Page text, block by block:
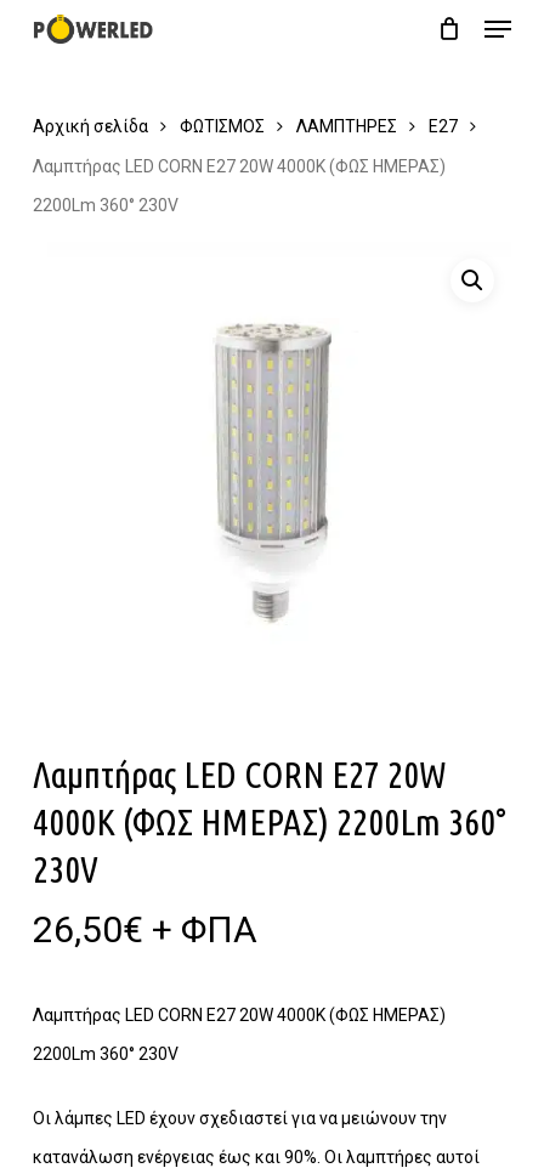
content
Menu
Αρχική σελίδα ΦΩΤΙΣΜΟΣ ΛΑΜΠΤΗΡΕΣ Ε27
Λαμπτήρας LED CORN E27 20W 4000K (ΦΩΣ ΗΜΕΡΑΣ)
2200Lm 360° 230V
Λαμπτήρας LED CORN E27 20W
4000K (ΦΩΣ ΗΜΕΡΑΣ) 2200Lm 360°
230V
26,50€ + ΦΠΑ
Λαμπτήρας LED CORN E27 20W 4000K (ΦΩΣ ΗΜΕΡΑΣ)
2200Lm 360° 230V
Οι λάμπες LED έχουν σχεδιαστεί για να μειώνουν την
κατανάλωση ενέργειας έως και 90%. Οι λαμπτήρες αυτοί